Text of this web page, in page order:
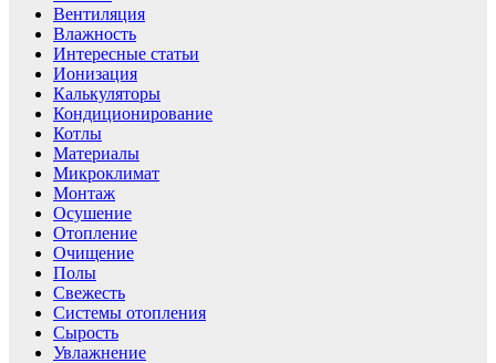
Вентиляция
Влажность
Интересные статьи
Ионизация
Калькуляторы
Кондиционирование
Котлы
Материалы
Микроклимат
Монтаж
Осушение
Отопление
Очищение
Полы
Свежесть
Системы отопления
Сырость
Увлажнение